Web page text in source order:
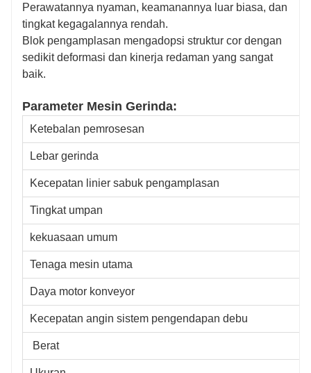
Perawatannya nyaman, keamanannya luar biasa, dan
tingkat kegagalannya rendah.
Blok pengamplasan mengadopsi struktur cor dengan
sedikit deformasi dan kinerja redaman yang sangat
baik.
Parameter Mesin Gerinda:
Ketebalan pemrosesan
Lebar gerinda
Kecepatan linier sabuk pengamplasan
Tingkat umpan
kekuasaan umum
Tenaga mesin utama
Daya motor konveyor
Kecepatan angin sistem pengendapan debu
Berat